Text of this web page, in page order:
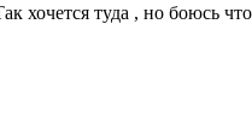
хочется туда , но боюсь